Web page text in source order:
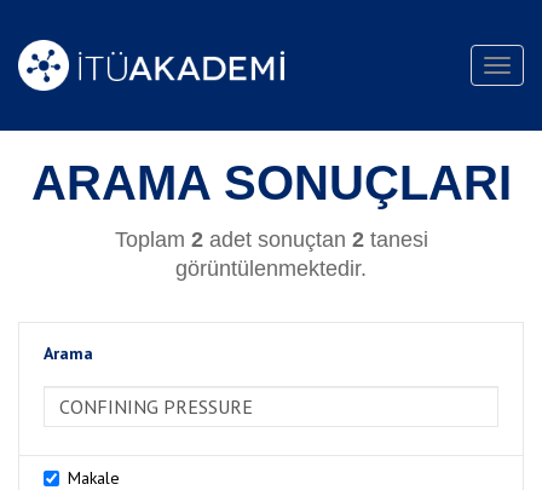
ARAMA SONUÇLARI
Toplam 2adet sonuçtan 2tanesi
görüntülenmektedir.
Arama
Makale